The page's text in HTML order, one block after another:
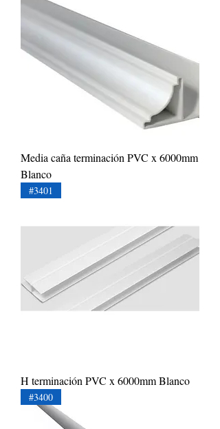
Media caña terminación PVC x 6000mm
Blanco
#3401
H terminación PVC x 6000mm Blanco
#3400